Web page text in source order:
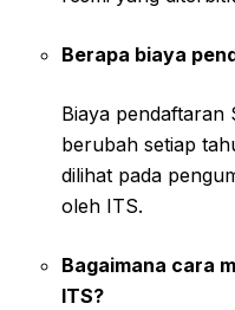
Berapa biaya
Biaya pendaftaran
berubah setiap
dilihat pada
oleh ITS.
Bagaimana cara
ITS?